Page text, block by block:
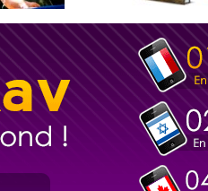
Hamazone à travers le temps